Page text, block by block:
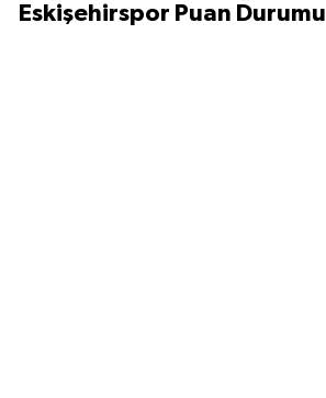
Eskişehirspor Puan Durumu